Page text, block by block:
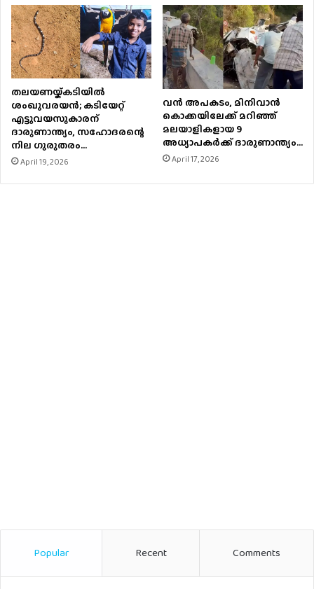
തലയണയ്ക്കടിയില്‍
ശംഖുവരയന്‍; കടിയേറ്റ്
എട്ടുവയസുകാരന്
ദാരുണാന്ത്യം, സഹോദരന്റെ
നില ഗുരുതരം…
April 19, 2026
വൻ അപകടം, മിനിവാൻ
കൊക്കയിലേക്ക് മറിഞ്ഞ്
മലയാളികളായ 9
അധ്യാപകർക്ക് ദാരുണാന്ത്യം…
April 17, 2026
Popular Recent Comments